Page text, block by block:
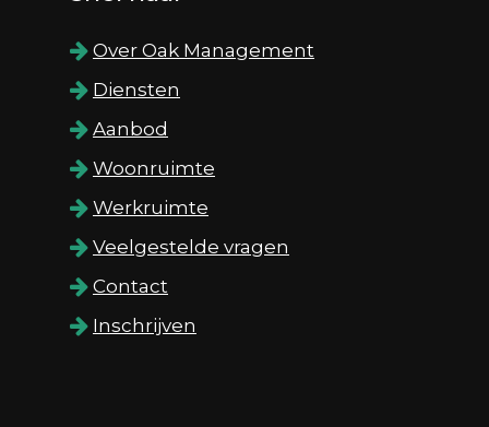
Over Oak Management
Diensten
Aanbod
Woonruimte
Werkruimte
Veelgestelde vragen
Contact
Inschrijven